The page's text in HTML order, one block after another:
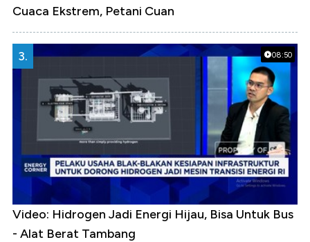
Cuaca Ekstrem, Petani Cuan
08:50
3.
Video: Hidrogen Jadi Energi Hijau, Bisa Untuk Bus
- Alat Berat Tambang